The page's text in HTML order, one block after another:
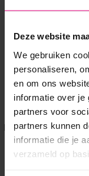
Deze website
We gebruiken
personaliseren,
en om ons
informatie over je
partners voor
partners kunnen
informatie die je
verzameld op
Application error:
loading